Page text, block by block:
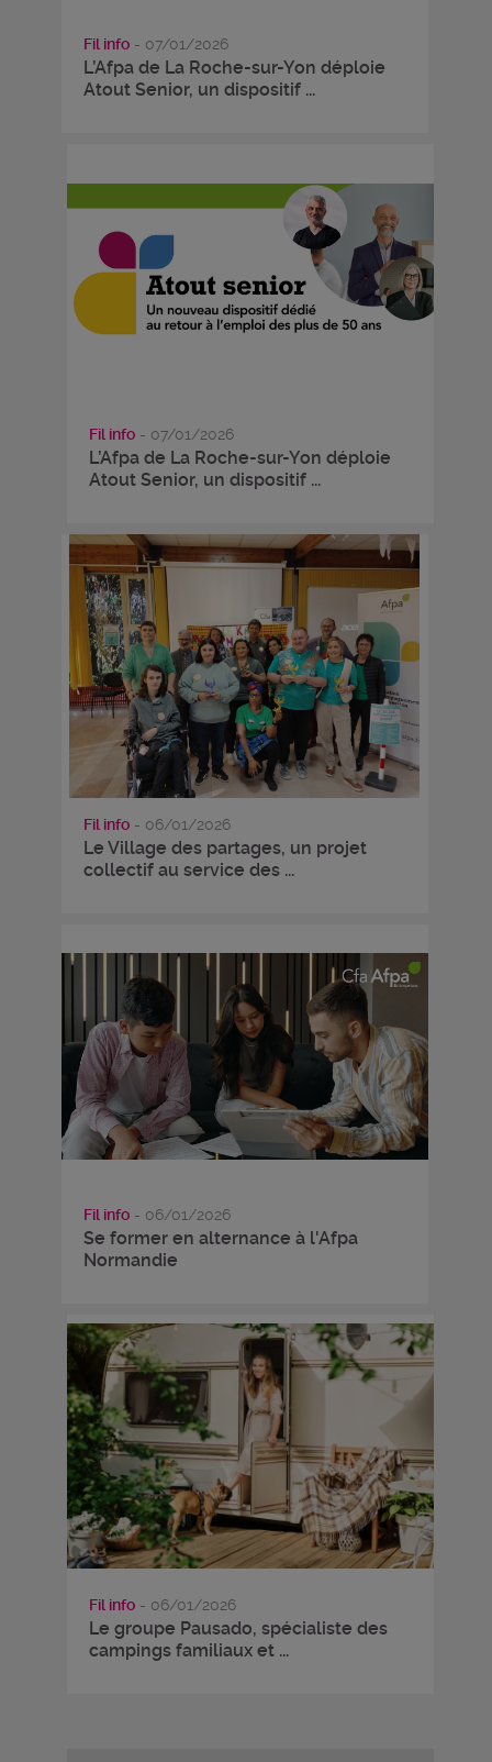
Fil info - 07/01/2026
L’Afpa de La Roche-sur-Yon déploie
Atout Senior, un dispositif ...
Fil info - 07/01/2026
L’Afpa de La Roche-sur-Yon déploie
Atout Senior, un dispositif ...
Fil info - 06/01/2026
Le Village des partages, un projet
collectif au service des ...
Fil info - 06/01/2026
Se former en alternance à l'Afpa
Normandie
Fil info - 06/01/2026
Le groupe Pausado, spécialiste des
campings familiaux et ...